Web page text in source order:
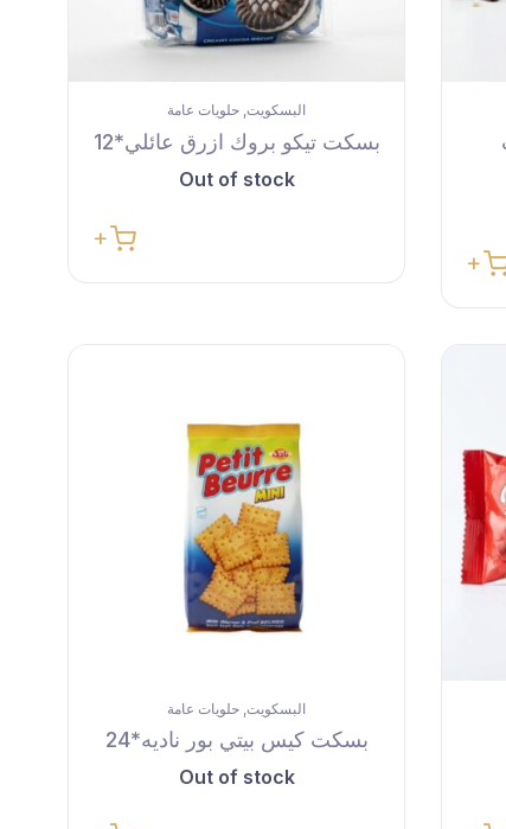
البسكويت, حلويات عامة
بسكت تيكو بروك ازرق عائلي*12
Out of stock
البسكويت, حلويات عامة
بسكت كيس بيتي بور ناديه*24
Out of stock